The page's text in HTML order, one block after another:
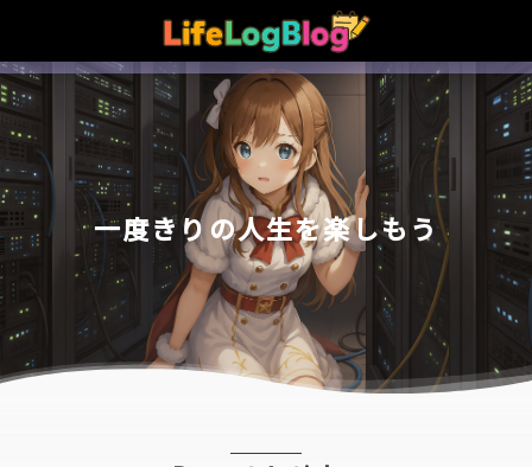
一度きり の人生を楽しも う